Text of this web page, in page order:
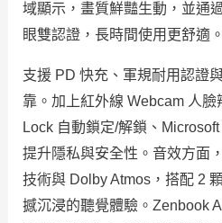
域顯示，畫質鮮豔生動，並通
眼雙認證，長時間使用更舒適。
支援 PD 快充、軍規耐用認證
靠。加上紅外線 Webcam 人
Lock 自動鎖定/解鎖、
提升隱私與安全性。音效方面
技術與 Dolby Atmos，搭配 2
撼沉浸的聽覺體驗。Zenbook